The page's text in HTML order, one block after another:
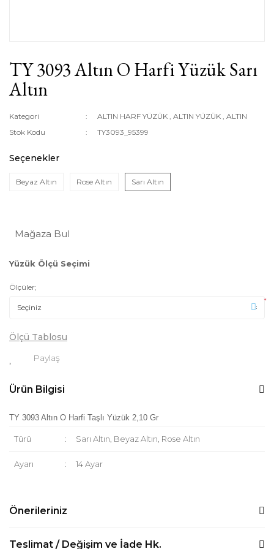
TY 3093 Altın O Harfi Yüzük Sarı
Altın
Kategori ALTIN HARF YÜZÜK ,ALTIN YÜZÜK ,ALTIN
Stok Kodu
TY3093_95399
Seçenekler
Beyaz Altın Rose Altın Sarı Altın
Mağaza Bul
Yüzük Ölçü Seçimi
Ölçüler;
*
Ölçü Tablosu
Paylaş
Ürün Bilgisi
TY 3093 Altın O Harfi Taşlı Yüzük 2,10 Gr
Türü : Sarı Altın, Beyaz Altın, Rose Altın
Ayarı : 14 Ayar
Önerileriniz
Teslimat / Değişim ve İade Hk.